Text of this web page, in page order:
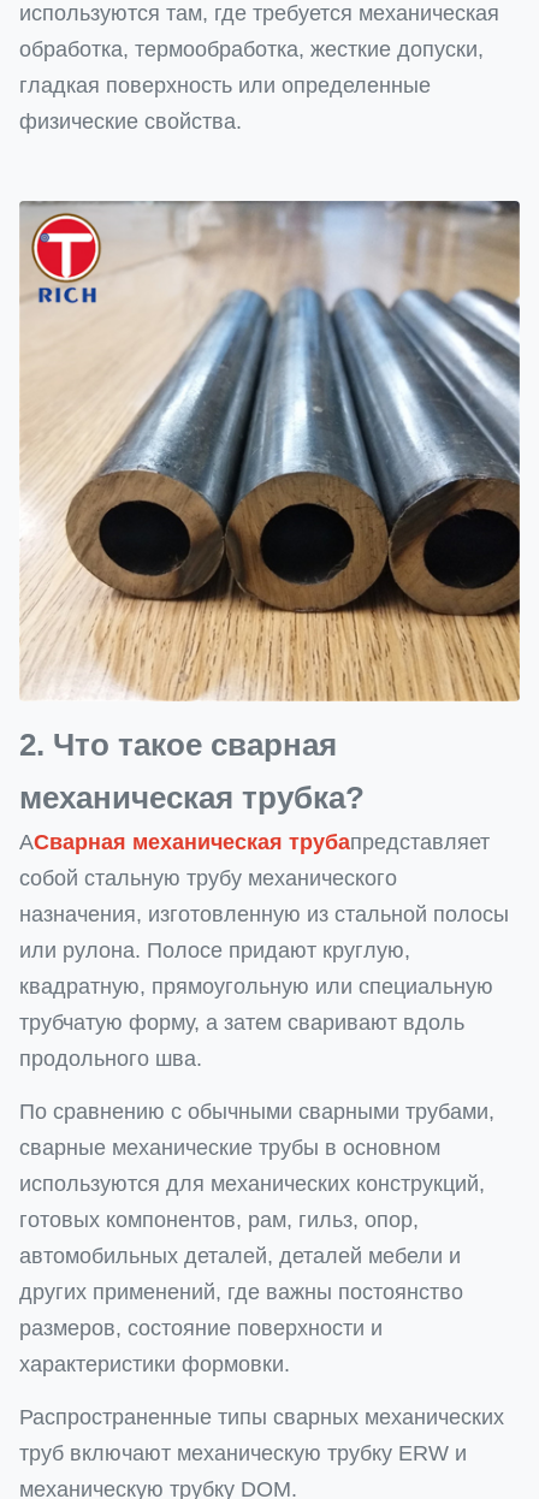
используются там, где требуется механическая
обработка, термообработка, жесткие допуски,
гладкая поверхность или определенные
физические свойства.
2. Что такое сварная
механическая трубка?
АСварная механическая трубапредставляет
собой стальную трубу механического
назначения, изготовленную из стальной полосы
или рулона. Полосе придают круглую,
квадратную, прямоугольную или специальную
трубчатую форму, а затем сваривают вдоль
продольного шва.
По сравнению с обычными сварными трубами,
сварные механические трубы в основном
используются для механических конструкций,
готовых компонентов, рам, гильз, опор,
автомобильных деталей, деталей мебели и
других применений, где важны постоянство
размеров, состояние поверхности и
характеристики формовки.
Распространенные типы сварных механических
труб включают механическую трубку ERW и
механическую трубку DOM.